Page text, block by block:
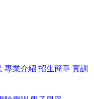
專業介紹 招生簡章 實訓